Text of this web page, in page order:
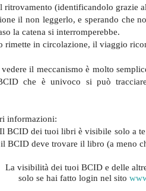
ritrovamento (identificandolo grazie
il non leggerlo, e sperando che
la catena si interromperebbe.
rimette in circolazione, il viaggio
il meccanismo è molto
che è univoco si può
informazioni:
Il BCID dei tuoi libri è visibile solo a
il BCID deve trovare il libro (a meno
dei tuoi BCID e delle altre
solo se hai fatto login nel sito